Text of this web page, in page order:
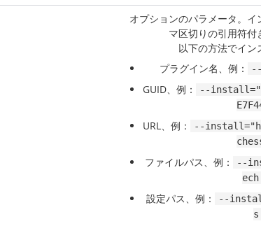
オプションのパラメータ。
マ区切りの引用符付
以下の方法でイン
プラグイン名、例：
GUID、例：
--
URL、例：
--
ファイルパス、例：
--
設定パス、例：
--